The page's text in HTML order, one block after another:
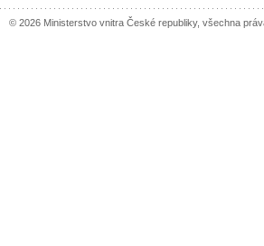
© 2026 Ministerstvo vnitra České republiky, všechna